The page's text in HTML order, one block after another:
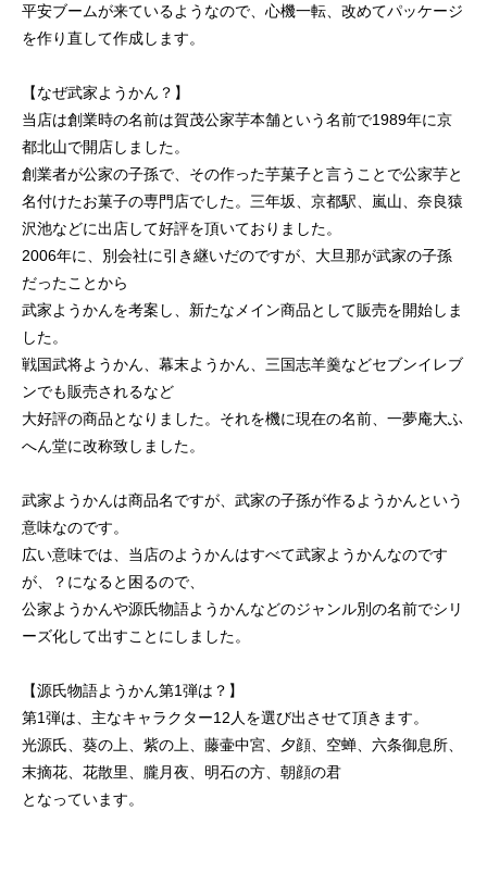
平安ブームが来ているようなので、心機一転、改めてパッケージ
を作り直して作成します。
【なぜ武家ようかん？】
当店は創業時の名前は賀茂公家芋本舗という名前で1989年に京
都北山で開店しました。
創業者が公家の子孫で、その作った芋菓子と言うことで公家芋と
名付けたお菓子の専門店でした。三年坂、京都駅、嵐山、奈良猿
沢池などに出店して好評を頂いておりました。
2006年に、別会社に引き継いだのですが、大旦那が武家の子孫
だったことから
武家ようかんを考案し、新たなメイン商品として販売を開始しま
した。
戦国武将ようかん、幕末ようかん、三国志羊羹などセブンイレブ
ンでも販売されるなど
大好評の商品となりました。それを機に現在の名前、一夢庵大ふ
へん堂に改称致しました。
武家ようかんは商品名ですが、武家の子孫が作るようかんという
意味なのです。
広い意味では、当店のようかんはすべて武家ようかんなのです
が、？になると困るので、
公家ようかんや源氏物語ようかんなどのジャンル別の名前でシリ
ーズ化して出すことにしました。
【源氏物語ようかん第1弾は？】
第1弾は、主なキャラクター12人を選び出させて頂きます。
光源氏、葵の上、紫の上、藤壷中宮、夕顔、空蝉、六条御息所、
末摘花、花散里、朧月夜、明石の方、朝顔の君
となっています。